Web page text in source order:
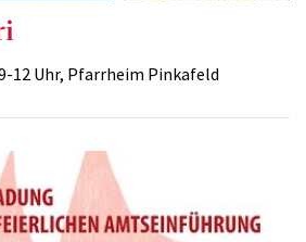
12 Uhr, Pfarrheim Pinkafeld